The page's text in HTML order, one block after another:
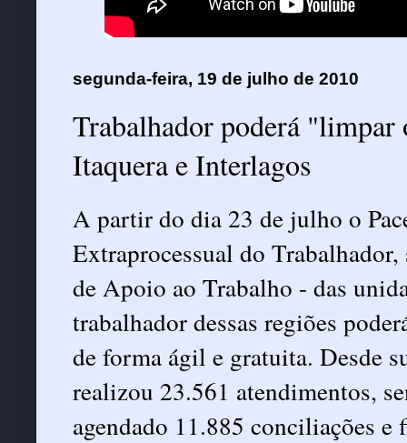
segunda-feira, 19 de julho de 2010
Trabalhador poderá "limpar
Itaquera e Interlagos
A partir do dia 23 de julho o
Extraprocessual do
de Apoio ao Trabalho - das
trabalhador dessas regiões
de forma ágil e gratuita. Desde
realizou 23.561 atendimentos,
agendado 11.885 conciliações